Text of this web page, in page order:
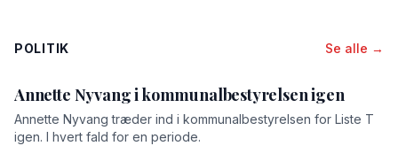
POLITIK Se alle →
Annette Nyvang i kommunalbestyrelsen igen
Annette Nyvang træder ind i kommunalbestyrelsen for Liste T
igen. I hvert fald for en periode.